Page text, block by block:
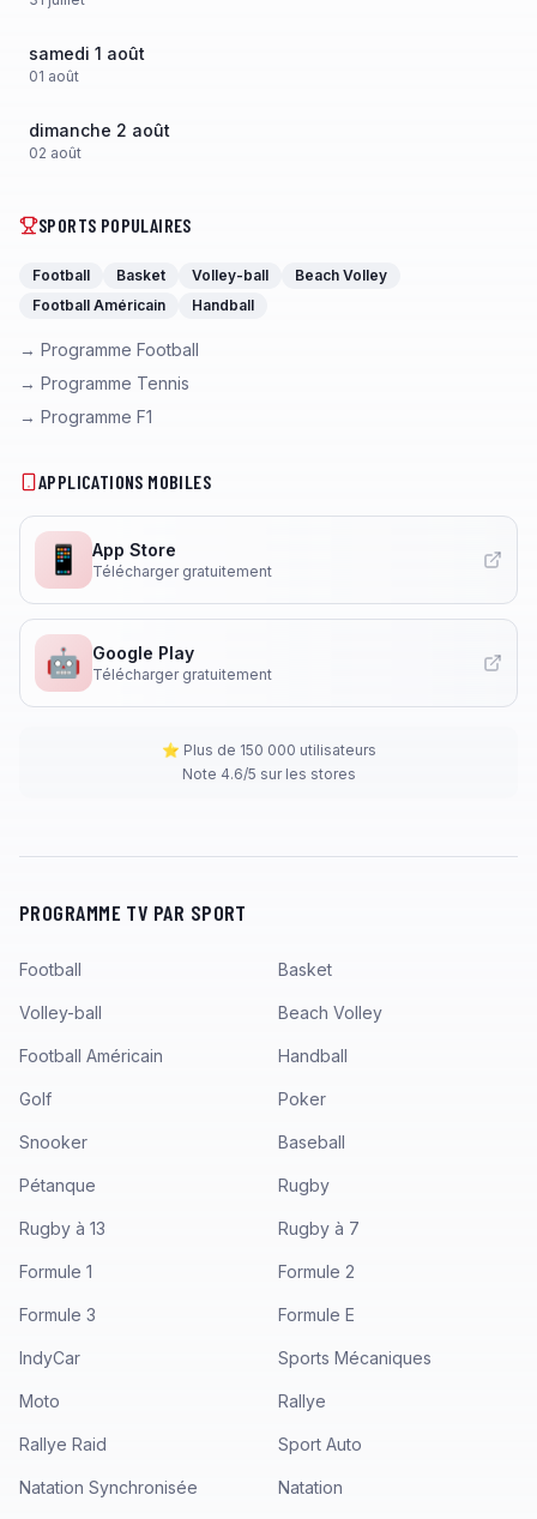
samedi 1 août
01 août
dimanche 2 août
02 août
SPORTS POPULAIRES
Football Basket Volley-ball
Beach Volley
Football Américain
Handball
→ Programme Football
→ Programme Tennis
→ Programme F1
APPLICATIONS MOBILES
📱 App Store
Télécharger gratuitement
🤖 Google Play
Télécharger gratuitement
⭐ Plus de 150 000 utilisateurs
Note 4.6/5 sur les stores
PROGRAMME TV PAR SPORT
Football Basket
Volley-ball Beach Volley
Football Américain Handball
Golf Poker
Snooker Baseball
Pétanque Rugby
Rugby à 13 Rugby à 7
Formule 1 Formule 2
Formule 3 Formule E
IndyCar Sports Mécaniques
Moto Rallye
Rallye Raid Sport Auto
Natation Synchronisée Natation